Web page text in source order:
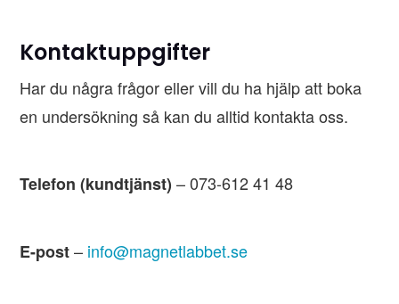
Kontaktuppgifter
Har du några frågor eller vill du ha hjälp att boka
en undersökning så kan du alltid kontakta oss.
Telefon (kundtjänst)– 073-612 41 48
E-post– info@magnetlabbet.se